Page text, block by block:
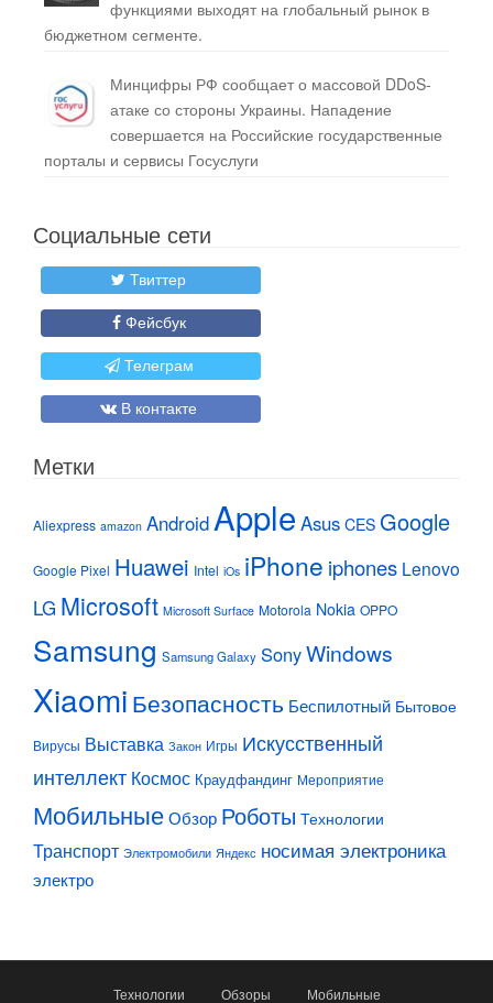
функциями выходят на глобальный рынок в
бюджетном сегменте.
Минцифры РФ сообщает о массовой DDoS-
атаке со стороны Украины. Нападение
совершается на Российские государственные
порталы и сервисы Госуслуги
Социальные сети
Твиттер
Фейсбук
Телеграм
В контакте
Метки
Aliexpress amazon Android Apple Asus CES Google
Google Pixel Huawei Intel iOs iPhone iphones Lenovo
LG Microsoft Microsoft Surface Motorola Nokia OPPO
Samsung Samsung Galaxy SonyWindows
Xiaomi Безопасность Беспилотный Бытовое
Вирусы Выставка Закон Игры Искусственный
интеллект Космос Краудфандинг Мероприятие
МобильныеОбзор Роботы Технологии
Транспорт Электромобили Яндекс носимая электроника
электро
Технологии Обзоры Мобильные